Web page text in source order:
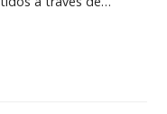
se desarrollan cada